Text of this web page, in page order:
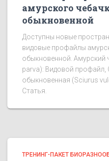
амурского
обыкновенной
Доступны новые
видовые профайлы
обыкновенной. Амурский
parva): Видовой профайл,
обыкновенная (Sciurus
Статья.
ТРЕНИНГ-ПАКЕТ